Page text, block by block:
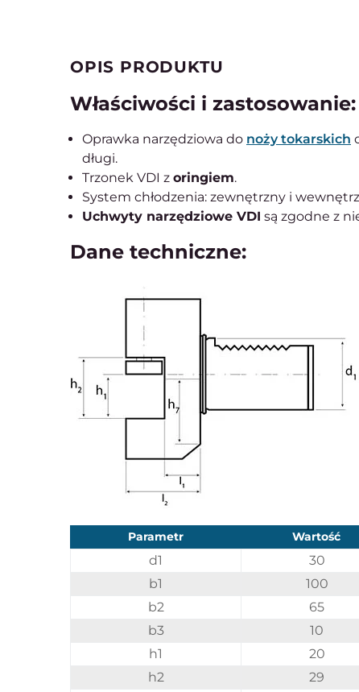
OPIS PRODUKTU
Właściwości i zastosowanie:
Oprawka narzędziowa do noży tokarskich
długi.
Trzonek VDI z oringiem.
System chłodzenia: zewnętrzny i
Uchwyty narzędziowe VDI są zgodne z
Dane techniczne:
Parametr Wartość
d1
30
b1
100
b2
65
b3
10
h1
20
h2
29